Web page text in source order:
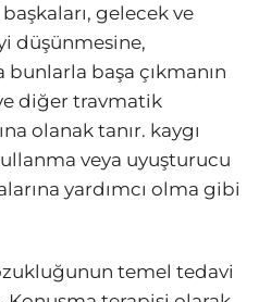
gelecek ve
düşünmesine,
başa çıkmanın
diğer travmatik
olanak tanır. kaygı
veya uyuşturucu
yardımcı olma gibi
temel tedavi